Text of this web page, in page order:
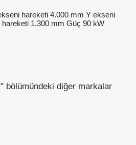
hareketi 4.000 mm Y ekseni
1.300 mm Güç 90 kW
bölümündeki diğer markalar